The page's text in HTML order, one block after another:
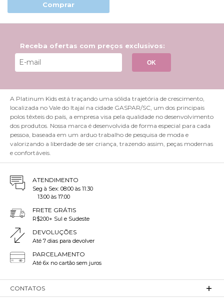
Comprar
Receba ofertas com preços exclusivos:
OK
A Platinum Kids está traçando uma sólida trajetória de crescimento,
localizada no Vale do Itajaí na cidade GASPAR/SC, um dos principais
polos têxteis do país, a empresa visa pela qualidade no desenvolvimento
dos produtos. Nossa marca é desenvolvida de forma especial para cada
pessoa, baseada em um arduo trabalho de pesquisa de moda e
valorizando a liberdade de ser criança, trazendo assim, peças modernas
e confortáveis.
ATENDIMENTO
Seg à Sex: 08:00 às 11:30
13:00 às 17:00
FRETE GRÁTIS
R$200+ Sul e Sudeste
DEVOLUÇÕES
Até 7 dias para devolver
PARCELAMENTO
Até 6x no cartão sem juros
CONTATOS